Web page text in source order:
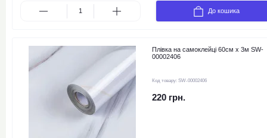
До кошика
Плівка на самоклейці 60см х 3м SW-
00002406
Код товару: SW-00002406
220 грн.